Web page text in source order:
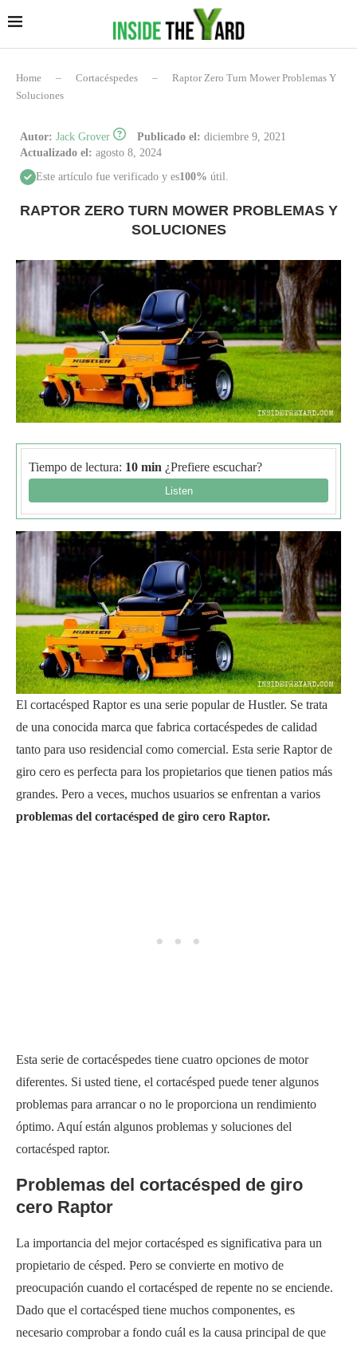
Home – Cortacéspedes –
Raptor Zero Turn Mower Problemas Y
Soluciones
Autor: Jack Grover Publicado el: diciembre 9, 2021
Actualizado el: agosto 8, 2024
Este artículo fue verificado y es100% útil.
RAPTOR ZERO TURN MOWER PROBLEMAS Y
SOLUCIONES
Tiempo de lectura: 10 min ¿Prefiere escuchar?
El cortacésped Raptor es una serie popular de Hustler. Se trata
de una conocida marca que fabrica cortacéspedes de calidad
tanto para uso residencial como comercial. Esta serie Raptor de
giro cero es perfecta para los propietarios que tienen patios más
grandes. Pero a veces, muchos usuarios se enfrentan a varios
problemas del cortacésped de giro cero Raptor.
Esta serie de cortacéspedes tiene cuatro opciones de motor
diferentes. Si usted tiene, el cortacésped puede tener algunos
problemas para arrancar o no le proporciona un rendimiento
óptimo. Aquí están algunos problemas y soluciones del
cortacésped raptor.
Problemas del cortacésped de giro
cero Raptor
La importancia del mejor cortacésped es significativa para un
propietario de césped. Pero se convierte en motivo de
preocupación cuando el cortacésped de repente no se enciende.
Dado que el cortacésped tiene muchos componentes, es
necesario comprobar a fondo cuál es la causa principal de que